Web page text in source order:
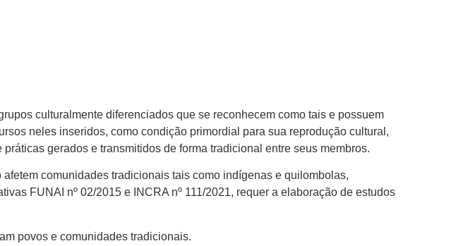
culturalmente diferenciados que se reconhecem como tais e possuem
neles inseridos, como condição primordial para sua reprodução cultural,
gerados e transmitidos de forma tradicional entre seus membros.
comunidades tradicionais tais como indígenas e quilombolas,
FUNAI nº 02/2015 e INCRA nº 111/2021, requer a elaboração de estudos
povos e comunidades tradicionais.